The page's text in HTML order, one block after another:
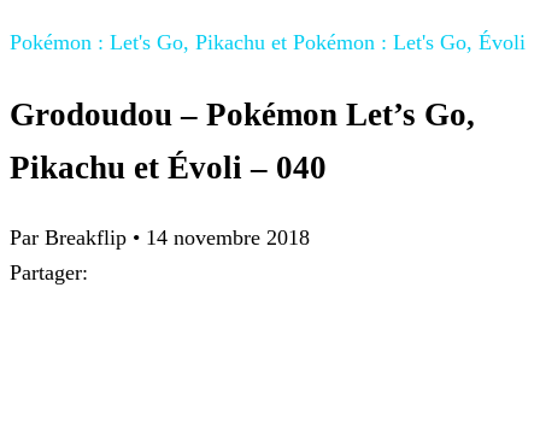
Pokémon : Let's Go, Pikachu et Pokémon : Let's Go, Évoli
Grodoudou – Pokémon Let’s Go,
Pikachu et Évoli – 040
Par Breakflip • 14 novembre 2018
Partager: